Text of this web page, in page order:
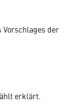
Vorschlages der
erklärt.